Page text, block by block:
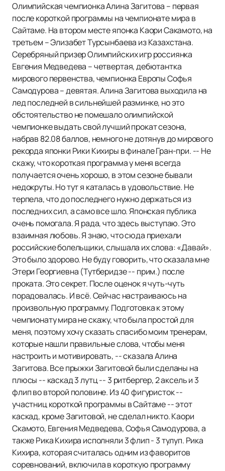
Олимпийская чемпионка Алина Загитова – первая
после короткой программы на чемпионате мира в
Сайтаме. На втором месте японка Каори Сакамото, на
третьем – Элизабет Турсынбаева из Казахстана.
Серебряный призер Олимпийских игр россиянка
Евгения Медведева – четвертая, дебютантка
мирового первенства, чемпионка Европы Софья
Самодурова – девятая. Алина Загитова выходила на
лед последней в сильнейшей разминке, но это
обстоятельство не помешало олимпийской
чемпионке выдать свой лучший прокат сезона,
набрав 82.08 баллов, немного не дотянув до мирового
рекорда японки Рики Кихиры в финале Гран-при. -- Не
скажу, что короткая программа у меня всегда
получается очень хорошо, в этом сезоне бывали
недокруты. Но тут я каталась в удовольствие. Не
терпела, что до последнего нужно держаться из
последних сил, а само все шло. Японская публика
очень помогала. Я рада, что здесь выступаю. Это
взаимная любовь. Я знаю, что сюда приехали
российские болельщики, слышала их слова: «Давай».
Это было здорово. Не буду говорить, что сказала мне
Этери Георгиевна (Тутберидзе -- прим.) после
проката. Это секрет. После оценок я чуть-чуть
порадовалась. И всё. Сейчас настраиваюсь на
произвольную программу. Подготовка к этому
чемпионату мира не скажу, что была простой для
меня, поэтому хочу сказать спасибо моим тренерам,
которые нашли правильные слова, чтобы меня
настроить и мотивировать, -- сказала Алина
Загитова. Все прыжки Загитовой были сделаны на
плюсы -- каскад 3 лутц -- 3 ритбергер, 2 аксель и 3
флип во второй половине. Из 40 фигуристок --
участниц короткой программы в Сайтаме -- этот
каскад, кроме Загитовой, не сделал никто. Каори
Скамото, Евгения Медведева, Софья Самодурова, а
также Рика Кихира исполняли 3 флип - 3 тулуп. Рика
Кихира, которая считалась одним из фаворитов
соревнований, включила в короткую программу